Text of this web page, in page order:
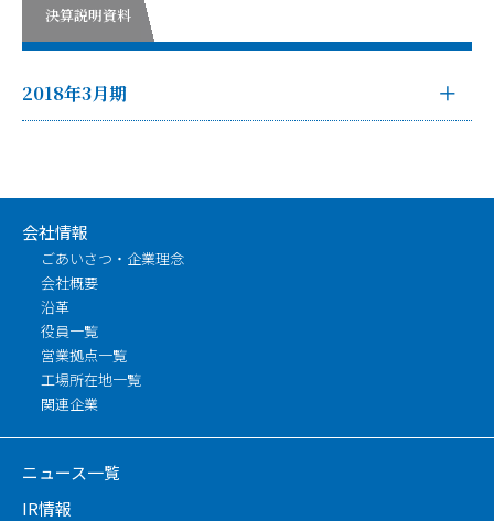
決算説明資料
2018年3月期
会社情報
ごあいさつ・企業理念
会社概要
沿革
役員一覧
営業拠点一覧
工場所在地一覧
関連企業
ニュース一覧
IR情報